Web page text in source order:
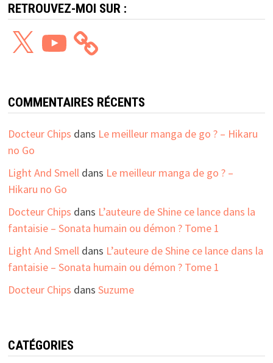
RETROUVEZ-MOI SUR :
YouTube
COMMENTAIRES RÉCENTS
Docteur Chips dans Le meilleur manga de go ? – Hikaru
no Go
Light And Smell dans Le meilleur manga de go ? –
Hikaru no Go
Docteur Chips dans L’auteure de Shine ce lance dans la
fantaisie – Sonata humain ou démon ? Tome 1
Light And Smell dans L’auteure de Shine ce lance dans la
fantaisie – Sonata humain ou démon ? Tome 1
Docteur Chips dans Suzume
CATÉGORIES